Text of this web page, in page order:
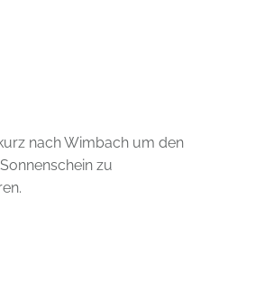
nach Wimbach um den
zu